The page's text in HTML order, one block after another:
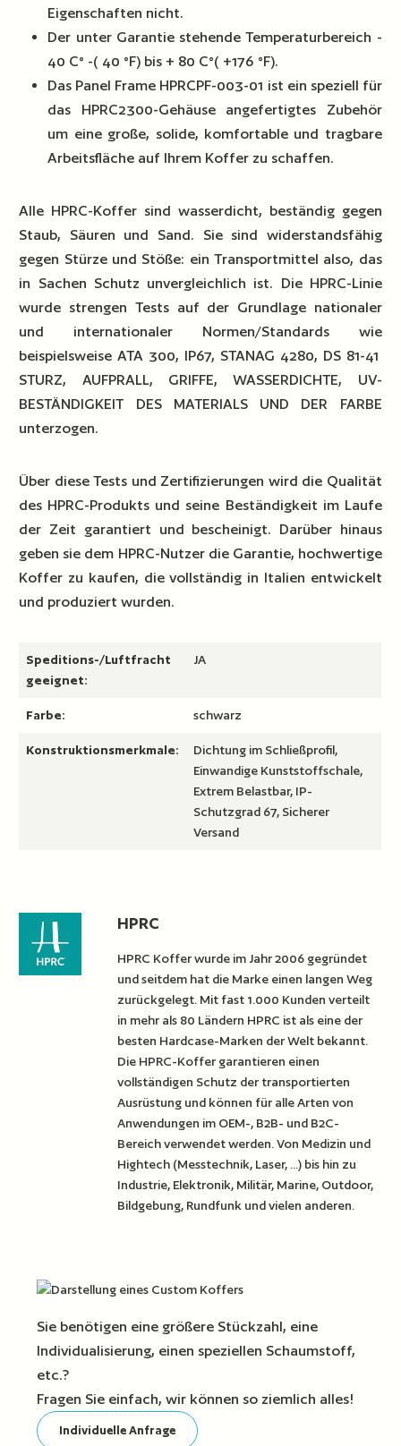
Eigenschaften nicht.
Der unter Garantie stehende Temperaturbereich -
40 C° -( 40 °F) bis + 80 C°( +176 °F).
Das Panel Frame HPRCPF-003-01 ist ein speziell für
das HPRC2300-Gehäuse angefertigtes Zubehör
um eine große, solide, komfortable und tragbare
Arbeitsfläche auf Ihrem Koffer zu schaffen.
Alle HPRC-Koffer sind wasserdicht, beständig gegen
Staub, Säuren und Sand. Sie sind widerstandsfähig
gegen Stürze und Stöße: ein Transportmittel also, das
in Sachen Schutz unvergleichlich ist. Die HPRC-Linie
wurde strengen Tests auf der Grundlage nationaler
und internationaler Normen/Standards wie
beispielsweise ATA 300, IP67, STANAG 4280, DS 81-41
STURZ, AUFPRALL, GRIFFE, WASSERDICHTE, UV-
BESTÄNDIGKEIT DES MATERIALS UND DER FARBE
unterzogen.
Über diese Tests und Zertifizierungen wird die Qualität
des HPRC-Produkts und seine Beständigkeit im Laufe
der Zeit garantiert und bescheinigt. Darüber hinaus
geben sie dem HPRC-Nutzer die Garantie, hochwertige
Koffer zu kaufen, die vollständig in Italien entwickelt
und produziert wurden.
Speditions-/Luftfracht
geeignet:
JA
Farbe: schwarz
Konstruktionsmerkmale:
Dichtung im Schließprofil,
Einwandige Kunststoffschale,
Extrem Belastbar, IP-
Schutzgrad 67, Sicherer
Versand
HPRC
HPRC Koffer wurde im Jahr 2006 gegründet
und seitdem hat die Marke einen langen Weg
zurückgelegt. Mit fast 1.000 Kunden verteilt
in mehr als 80 Ländern HPRC ist als eine der
besten Hardcase-Marken der Welt bekannt.
Die HPRC-Koffer garantieren einen
vollständigen Schutz der transportierten
Ausrüstung und können für alle Arten von
Anwendungen im OEM-, B2B- und B2C-
Bereich verwendet werden. Von Medizin und
Hightech (Messtechnik, Laser, ...) bis hin zu
Industrie, Elektronik, Militär, Marine, Outdoor,
Bildgebung, Rundfunk und vielen anderen.
Sie benötigen eine größere Stückzahl, eine
Individualisierung, einen speziellen Schaumstoff,
etc.?
Fragen Sie einfach, wir können so ziemlich alles!
Individuelle Anfrage